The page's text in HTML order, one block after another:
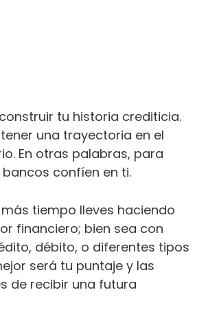
tu historia crediticia.
una trayectoria en el
En otras palabras, para
confíen en ti.
tiempo lleves haciendo
financiero; bien sea con
débito, o diferentes tipos
será tu puntaje y las
de recibir una futura